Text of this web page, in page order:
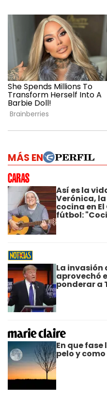
MÁS EN
Así es la
Verónica,
cocina en
fútbol:
La invasión
aprovechó
ponderar a
En que
pelo y